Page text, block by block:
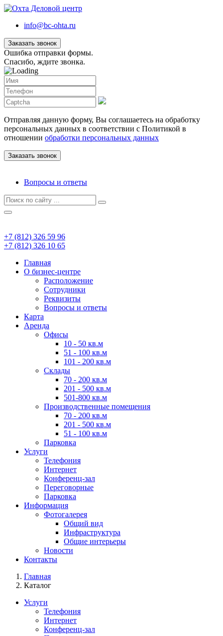
info@bc-ohta.ru
Заказать звонок
Ошибка отправки формы.
Спасибо, ждите звонка.
Отправляя данную форму, Вы соглашаетесь на обработку
персональных данных в соответствии с Политикой в
отношении обработки персональных данных
Вопросы и ответы
+7 (812) 326 59 96
+7 (812) 326 10 65
Главная
О бизнес-центре
Расположение
Сотрудники
Реквизиты
Вопросы и ответы
Карта
Аренда
Офисы
10 - 50 кв.м
51 - 100 кв.м
101 - 200 кв.м
Склады
70 - 200 кв.м
201 - 500 кв.м
501-800 кв.м
Производственные помещения
70 - 200 кв.м
201 - 500 кв.м
51 - 100 кв.м
Парковка
Услуги
Телефония
Интернет
Конференц-зал
Переговорные
Парковка
Информация
Фотогалерея
Общий вид
Инфраструктура
Общие интерьеры
Новости
Контакты
Главная
Каталог
Услуги
Телефония
Интернет
Конференц-зал